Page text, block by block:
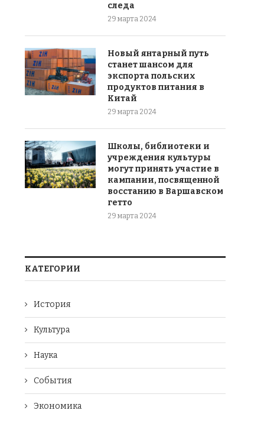
следа
29 марта 2024
Новый янтарный путь
станет шансом для
экспорта польских
продуктов питания в
Китай
29 марта 2024
Школы, библиотеки и
учреждения культуры
могут принять участие в
кампании, посвященной
восстанию в Варшавском
гетто
29 марта 2024
КАТЕГОРИИ
История
Культура
Наука
События
Экономика